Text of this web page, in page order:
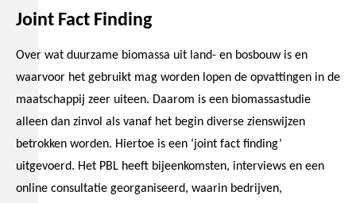
Joint Fact Finding
Over wat duurzame biomassa uit land- en bosbouw is en
waarvoor het gebruikt mag worden lopen de opvattingen in de
maatschappij zeer uiteen. Daarom is een biomassastudie
alleen dan zinvol als vanaf het begin diverse zienswijzen
betrokken worden. Hiertoe is een ‘joint fact finding’
uitgevoerd. Het PBL heeft bijeenkomsten, interviews en een
online consultatie georganiseerd, waarin bedrijven,